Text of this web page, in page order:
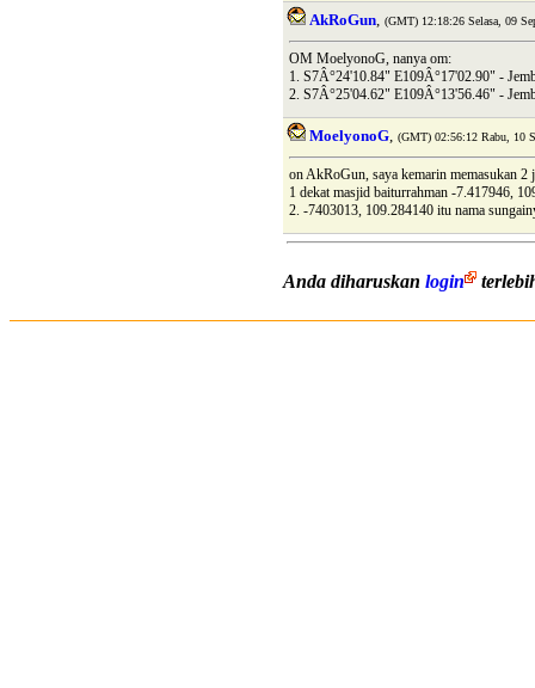
AkRoGun, (GMT) 12:18:26 Selasa, 09
OM MoelyonoG, nanya om:
1. S7Â°24'10.84" E109Â°17'02.90" -
2. S7Â°25'04.62" E109Â°13'56.46" -
MoelyonoG, (GMT) 02:56:12 Rabu, 10
on AkRoGun, saya kemarin memasukan 2
1 dekat masjid baiturrahman -7.417946,
2. -7403013, 109.284140 itu nama
Anda diharuskan login